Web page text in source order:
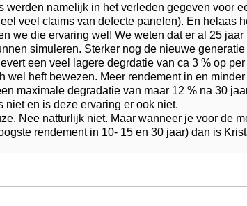
werden namelijk in het verleden gegeven voor
veel claims van defecte panelen). En helaas
we die ervaring wel! We weten dat er al 25
simuleren. Sterker nog de nieuwe
een veel lagere degrdatie van ca 3 % op
wel heft bewezen. Meer rendement in en
maximale degradatie van maar 12 % na 30
niet en is deze ervaring er ook niet.
Nee natturlijk niet. Maar wanneer je voor de
rendement in 10- 15 en 30 jaar) dan is